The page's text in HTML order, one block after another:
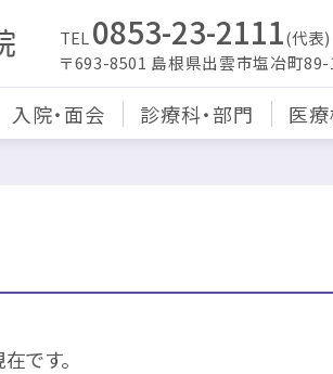
TEL 0853-23-2111(代表)
〒693-8501 島根県出雲市塩冶町89-
入院・面会 診療科・部門 医
です。